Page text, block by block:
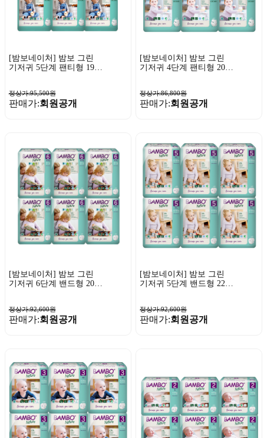
[밤보네이처] 밤보 그린
기저귀 5단계 팬티형 19P
정상가:95,500원
판매가:회원공개
[밤보네이처] 밤보 그린
기저귀 4단계 팬티형 20P
정상가:86,800원
판매가:회원공개
[밤보네이처] 밤보 그린
기저귀 6단계 밴드형 20P
정상가:92,600원
판매가:회원공개
[밤보네이처] 밤보 그린
기저귀 5단계 밴드형 22P
정상가:92,600원
판매가:회원공개